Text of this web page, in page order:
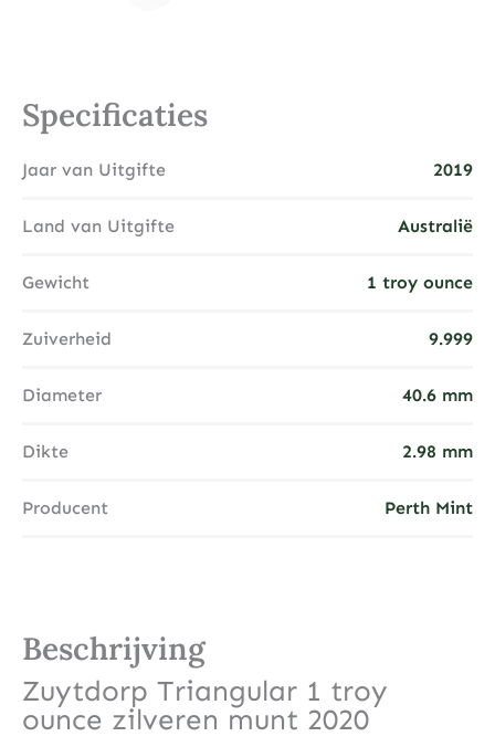
Specificaties
Jaar van Uitgifte 2019
Land van Uitgifte Australië
Gewicht 1 troy ounce
Zuiverheid 9.999
Diameter 40.6 mm
Dikte 2.98 mm
Producent Perth Mint
Beschrijving
Zuytdorp Triangular 1 troy
ounce zilveren munt 2020